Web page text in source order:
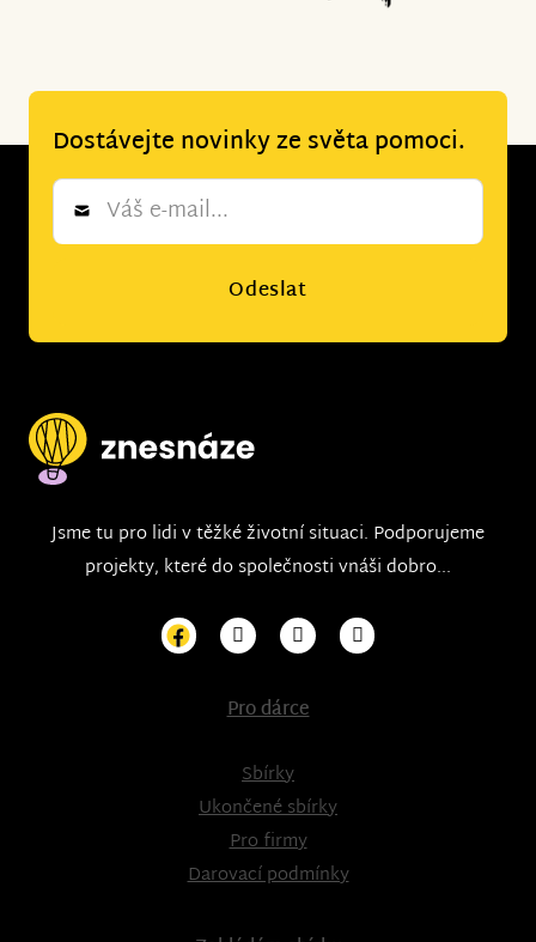
Dostávejte novinky ze světa pomoci.
Newsletter
Odeslat
Jsme tu pro lidi v těžké životní situaci. Podporujeme
projekty, které do společnosti vnáši dobro...
Pro dárce
Sbírky
Ukončené sbírky
Pro firmy
Darovací podmínky